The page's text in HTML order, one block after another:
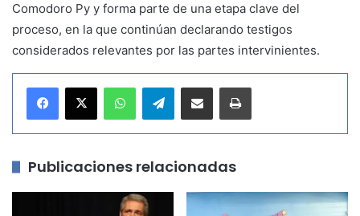
Comodoro Py y forma parte de una etapa clave del
proceso, en la que continúan declarando testigos
considerados relevantes por las partes intervinientes.
Telegram
Publicaciones relacionadas